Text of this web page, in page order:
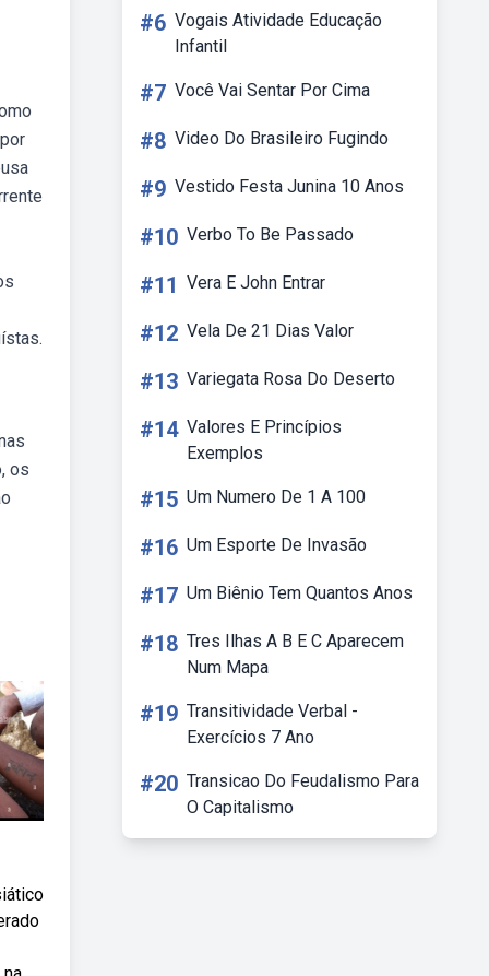
os
#6 Vogais Atividade Educação
Infantil
#7 Você Vai Sentar Por Cima
#8 Video Do Brasileiro Fugindo
#9 Vestido Festa Junina 10 Anos
#10 Verbo To Be Passado
#11 Vera E John Entrar
#12 Vela De 21 Dias Valor
#13 Variegata Rosa Do Deserto
#14 Valores E Princípios
Exemplos
#15 Um Numero De 1 A 100
#16 Um Esporte De Invasão
#17 Um Biênio Tem Quantos Anos
#18 Tres Ilhas A B E C Aparecem
Num Mapa
#19 Transitividade Verbal -
Exercícios 7 Ano
#20 Transicao Do Feudalismo Para
O Capitalismo